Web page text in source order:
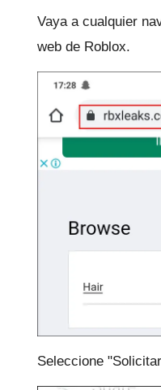
Vaya a cualquier
web de Roblox.
Seleccione